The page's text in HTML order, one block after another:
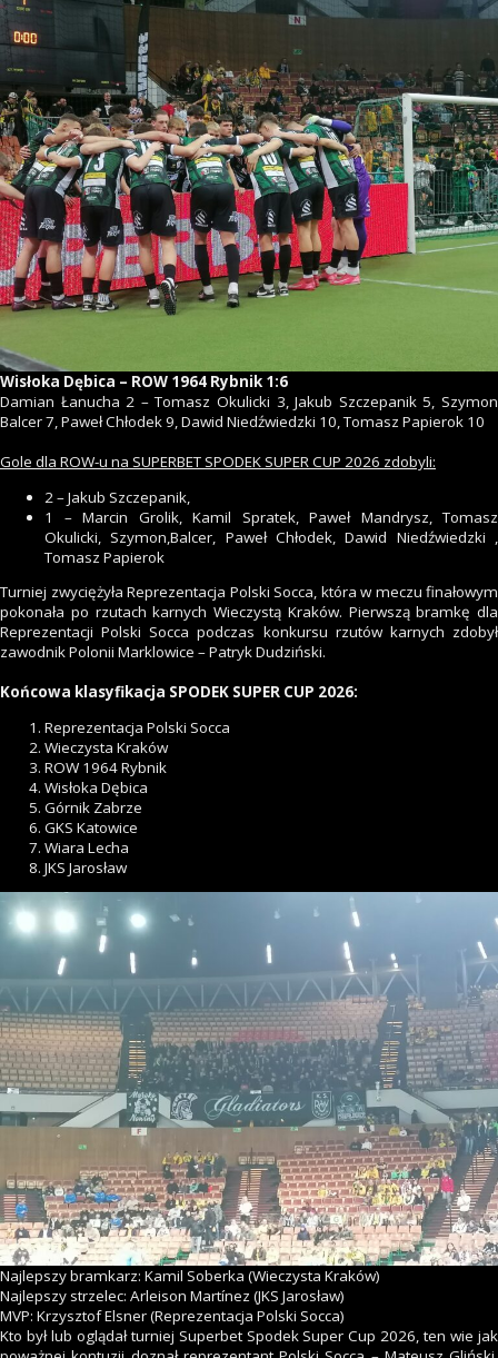
Wisłoka Dębica – ROW 1964 Rybnik 1:6
Damian Łanucha 2 – Tomasz Okulicki 3, Jakub Szczepanik 5, Szymon
Balcer 7, Paweł Chłodek 9, Dawid Niedźwiedzki 10, Tomasz Papierok 10
Gole dla ROW-u na SUPERBET SPODEK SUPER CUP 2026 zdobyli:
2 – Jakub Szczepanik,
1 – Marcin Grolik, Kamil Spratek, Paweł Mandrysz, Tomasz
Okulicki, Szymon,Balcer, Paweł Chłodek, Dawid Niedźwiedzki ,
Tomasz Papierok
Turniej zwyciężyła Reprezentacja Polski Socca, która w meczu finałowym
pokonała po rzutach karnych Wieczystą Kraków. Pierwszą bramkę dla
Reprezentacji Polski Socca podczas konkursu rzutów karnych zdobył
zawodnik Polonii Marklowice – Patryk Dudziński.
Końcowa klasyfikacja SPODEK SUPER CUP 2026:
Reprezentacja Polski Socca
Wieczysta Kraków
ROW 1964 Rybnik
Wisłoka Dębica
Górnik Zabrze
GKS Katowice
Wiara Lecha
JKS Jarosław
Najlepszy bramkarz: Kamil Soberka (Wieczysta Kraków)
Najlepszy strzelec: Arleison Martínez (JKS Jarosław)
MVP: Krzysztof Elsner (Reprezentacja Polski Socca)
Kto był lub oglądał turniej Superbet Spodek Super Cup 2026, ten wie jak